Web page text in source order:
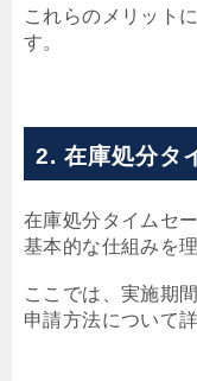
これらのメリット
す。
2. 在庫処分タ
在庫処分タイムセ
基本的な仕組みを
ここでは、実施期
申請方法について